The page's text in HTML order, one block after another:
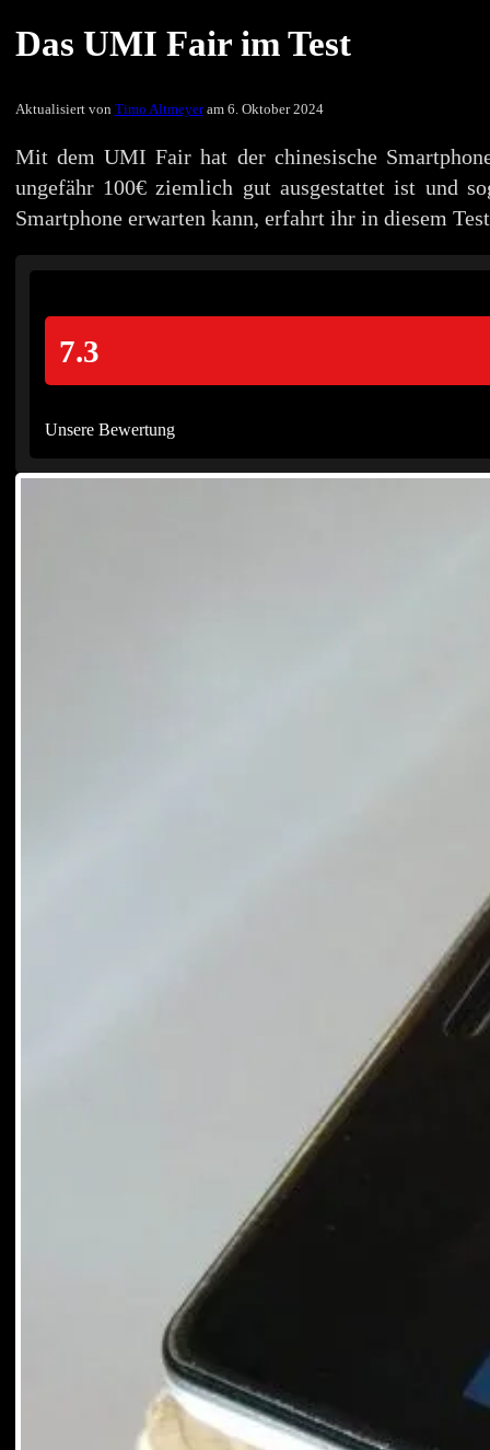
Das UMI Fair im Test
Aktualisiert von Timo Altmeyeram 6. Oktober 2024
Mit dem UMI Fair hat der chinesische
ungefähr 100€ ziemlich gut ausgestattet ist und
Smartphone erwarten kann, erfahrt ihr in diesem
7.3
Unsere Bewertung